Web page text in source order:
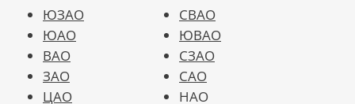
ЮЗАО
СВАО
ЮАО
ЮВАО
ВАО
СЗАО
ЗАО
САО
ЦАО
НАО